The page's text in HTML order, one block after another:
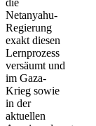
Netanyahu-
Regierung
exakt diesen
Lernprozess
versäumt und
im Gaza-
Krieg sowie
in der
aktuellen